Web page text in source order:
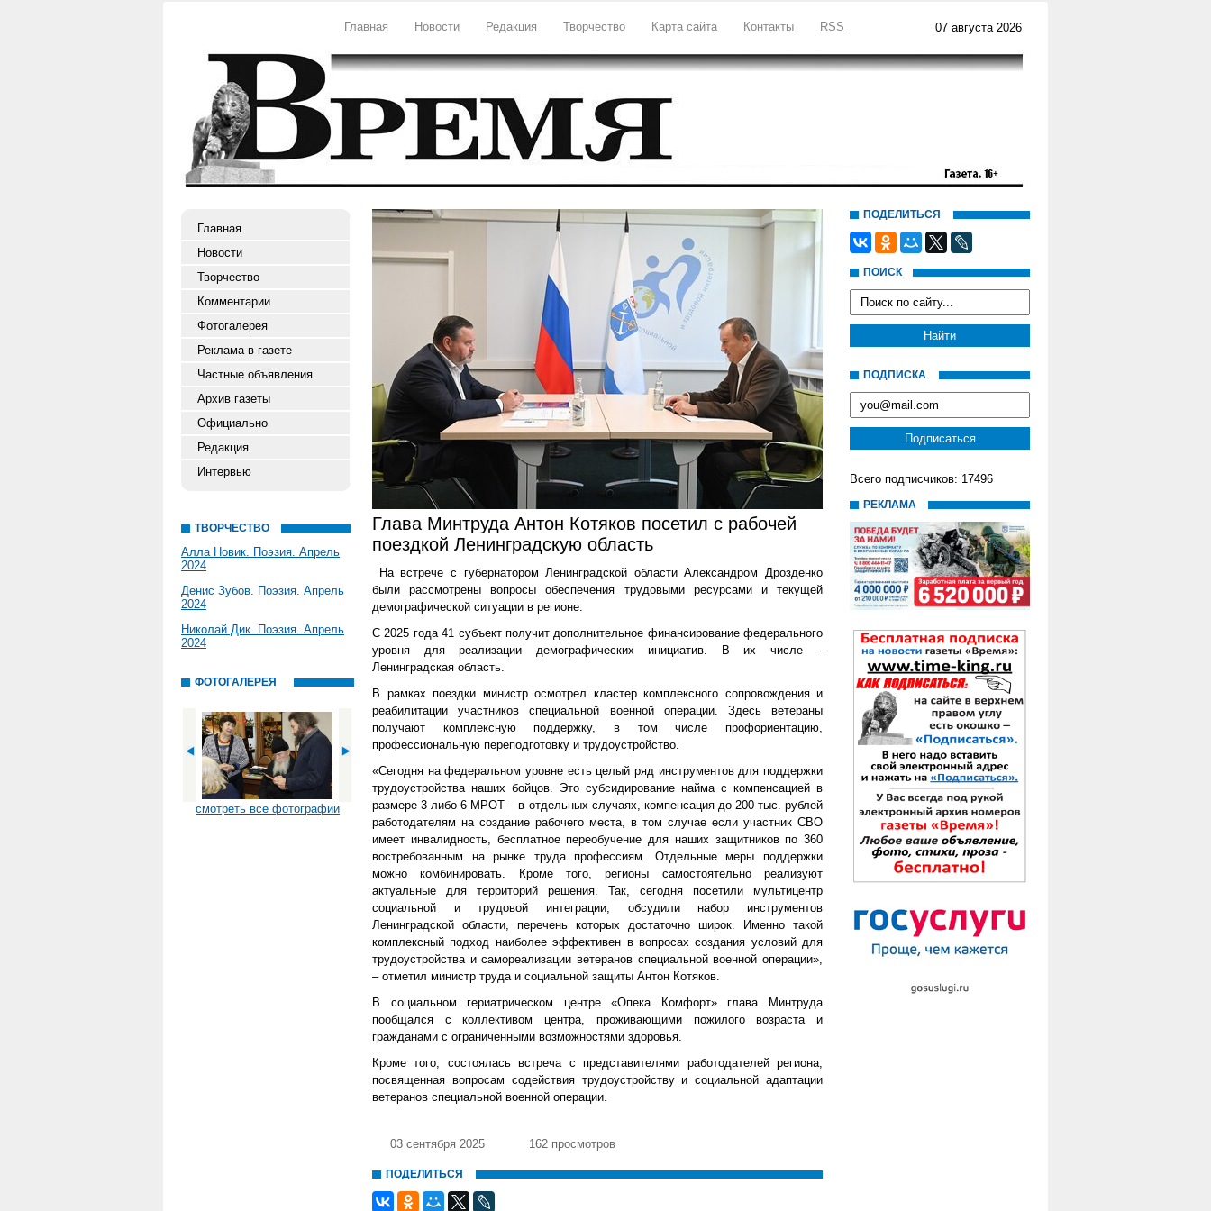
Главная Новости Редакция Творчество Карта сайта Контакты RSS 07 августа 2026
Главная
Новости
Творчество
Комментарии
Фотогалерея
Реклама в газете
Частные объявления
Архив газеты
Официально
Редакция
Интервью
ТВОРЧЕСТВО
Алла Новик. Поэзия. Апрель
2024
Денис Зубов. Поэзия. Апрель
2024
Николай Дик. Поэзия. Апрель
2024
ФОТОГАЛЕРЕЯ
смотреть все фотографии
Глава Минтруда Антон Котяков посетил с рабочей
поездкой Ленинградскую область
На встрече с губернатором Ленинградской области Александром Дрозденко
были рассмотрены вопросы обеспечения трудовыми ресурсами и текущей
демографической ситуации в регионе.
С 2025 года 41 субъект получит дополнительное финансирование федерального
уровня для реализации демографических инициатив. В их числе –
Ленинградская область.
В рамках поездки министр осмотрел кластер комплексного сопровождения и
реабилитации участников специальной военной операции. Здесь ветераны
получают комплексную поддержку, в том числе профориентацию,
профессиональную переподготовку и трудоустройство.
«Сегодня на федеральном уровне есть целый ряд инструментов для поддержки
трудоустройства наших бойцов. Это субсидирование найма с компенсацией в
размере 3 либо 6 МРОТ – в отдельных случаях, компенсация до 200 тыс. рублей
работодателям на создание рабочего места, в том случае если участник СВО
имеет инвалидность, бесплатное переобучение для наших защитников по 360
востребованным на рынке труда профессиям. Отдельные меры поддержки
можно комбинировать. Кроме того, регионы самостоятельно реализуют
актуальные для территорий решения. Так, сегодня посетили мультицентр
социальной и трудовой интеграции, обсудили набор инструментов
Ленинградской области, перечень которых достаточно широк. Именно такой
комплексный подход наиболее эффективен в вопросах создания условий для
трудоустройства и самореализации ветеранов специальной военной операции»,
– отметил министр труда и социальной защиты Антон Котяков.
В социальном гериатрическом центре «Опека Комфорт» глава Минтруда
пообщался с коллективом центра, проживающими пожилого возраста и
гражданами с ограниченными возможностями здоровья.
Кроме того, состоялась встреча с представителями работодателей региона,
посвященная вопросам содействия трудоустройству и социальной адаптации
ветеранов специальной военной операции.
03 сентября 2025 162 просмотров
ПОДЕЛИТЬСЯ
ПОДЕЛИТЬСЯ
ПОИСК
ПОДПИСКА
Всего подписчиков: 17496
РЕКЛАМА